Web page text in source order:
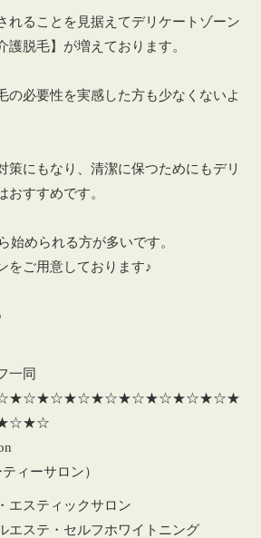
れることを見据えてデリケートゾーン
護脱毛】が増えております。
の必要性を実感した方も少なくないよ
策にもなり、清潔に保つためにもデリ
おすすめです。
始められる方が多いです。
をご用意しております♪
一同
ィーサロン）
エスティックサロン
エステ・セルフホワイトニング